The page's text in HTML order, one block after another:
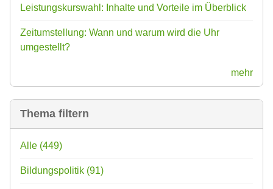
Leistungskurswahl: Inhalte und Vorteile im Überblick
Zeitumstellung: Wann und warum wird die Uhr
umgestellt?
mehr
Thema filtern
Alle (449)
Bildungspolitik (91)